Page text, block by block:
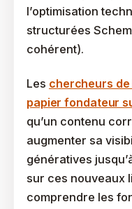
l’optimisation
structurées
cohérent).
Les chercheurs de
papier fondateur
qu’un contenu
augmenter sa
génératives
sur ces nouveaux
comprendre les